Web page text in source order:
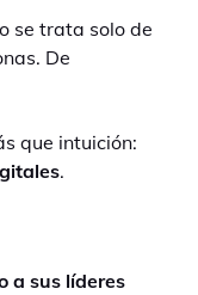
se trata solo de
De
que intuición:
.
a sus líderes